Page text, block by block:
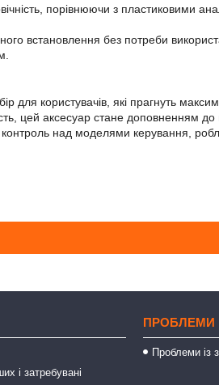
порівнюючи з пластиковими
встановлення без потреби
користувачів, які прагнуть
цей аксесуар стане доповненням
над моделями керування,
і затребувані
ПРОБЛЕМИ
Проблеми із